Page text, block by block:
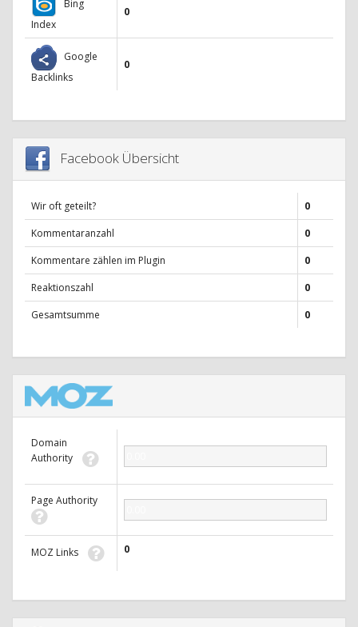
Bing
Index
0
Google
Backlinks
0
Facebook Übersicht
Wir oft geteilt?
0
Kommentaranzahl
0
Kommentare zählen im Plugin
0
Reaktionszahl
0
Gesamtsumme
0
Domain
Authority
Page Authority
MOZ Links 0